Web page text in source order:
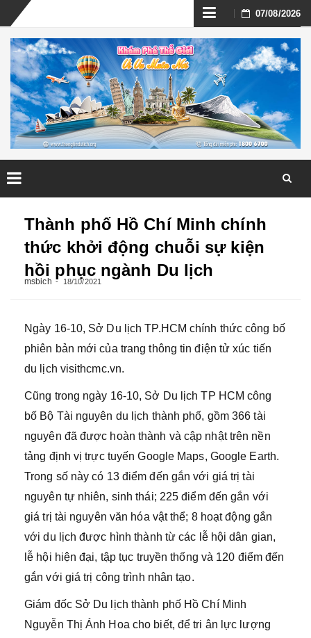
Skip
to
content
07/08/2026
Thành phố Hồ Chí Minh chính
thức khởi động chuỗi sự kiện
hồi phục ngành Du lịch
msbich 18/10/2021
Ngày 16-10, Sở Du lịch TP.HCM chính thức công bố
phiên bản mới của trang thông tin điện tử xúc tiến
du lịch visithcmc.vn.
Cũng trong ngày 16-10, Sở Du lịch TP HCM công
bố Bộ Tài nguyên du lịch thành phố, gồm 366 tài
nguyên đã được hoàn thành và cập nhật trên nền
tảng định vị trực tuyến Google Maps, Google Earth.
Trong số này có 13 điểm đến gắn với giá trị tài
nguyên tự nhiên, sinh thái; 225 điểm đến gắn với
giá trị tài nguyên văn hóa vật thể; 8 hoạt động gắn
với du lịch được hình thành từ các lễ hội dân gian,
lễ hội hiện đại, tập tục truyền thống và 120 điểm đến
gắn với giá trị công trình nhân tạo.
Giám đốc Sở Du lịch thành phố Hồ Chí Minh
Nguyễn Thị Ánh Hoa cho biết, để tri ân lực lượng